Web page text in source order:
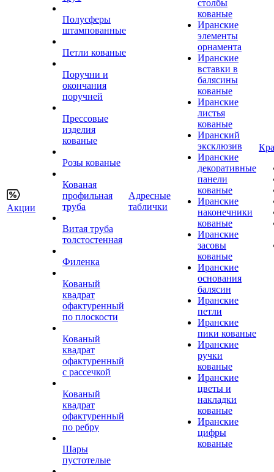
Акции
Полусферы
штампованные
Петли кованые
Поручни и
окончания
поручней
Прессовые
изделия
кованые
Розы кованые
Кованая
профильная
труба
Витая труба
толстостенная
Филенка
Кованый
квадрат
офактуренный
по плоскости
Кованый
квадрат
офактуренный
с рассечкой
Кованый
квадрат
офактуренный
по ребру
Шары
пустотелые
Адресные
таблички
столбы
кованые
Иранские
элементы
орнамента
Иранские
вставки в
балясины
кованые
Иранские
листья
кованые
Иранский
эксклюзив
Иранские
декоративные
панели
кованые
Иранские
наконечники
кованые
Иранские
засовы
кованые
Иранские
основания
балясин
Иранские
петли
Иранские
пики кованые
Иранские
ручки
кованые
Иранские
цветы и
накладки
кованые
Иранские
цифры
кованые